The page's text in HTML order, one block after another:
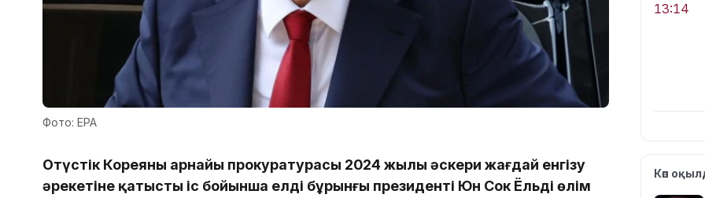
Фото: EPA
Оңтүстік Кореяның арнайы прокуратурасы 2024 жылы әскери жағдай енгізу
әрекетіне қатысты іс бойынша елдің бұрынғы президенті Юн Сок Ёльді өлім
13:14
13:08
Көп